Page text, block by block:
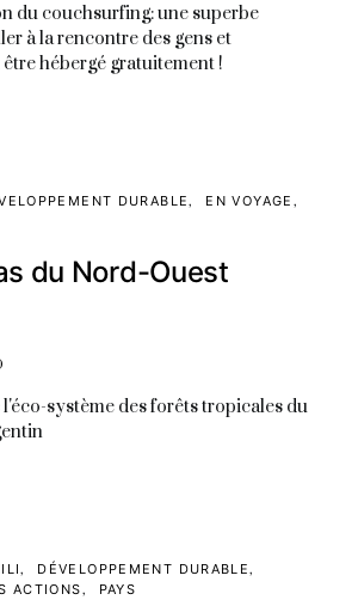
du couchsurfing: une superbe
à la rencontre des gens et
hébergé gratuitement !
DURABLE
EN VOYAGE
du Nord-Ouest
système des forêts tropicales du
DÉVELOPPEMENT DURABLE
ACTIONS PAYS